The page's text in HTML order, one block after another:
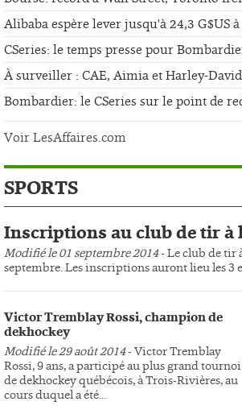
Alibaba espère lever jusqu'à 24,3 G$US
CSeries: le temps presse pour
À surveiller : CAE, Aimia et Harley-
Bombardier: le CSeries sur le point de
Voir LesAffaires.com
SPORTS
Inscriptions au club de tir à
Modifié le 01 septembre 2014- Le club de tir
septembre. Les inscriptions auront lieu les 3
Victor Tremblay Rossi, champion de
dekhockey
Modifié le 29 août 2014- Victor Tremblay
Rossi, 9 ans, a participé au plus grand tournoi
de dekhockey québécois, à Trois-Rivières, au
cours duquel a été...